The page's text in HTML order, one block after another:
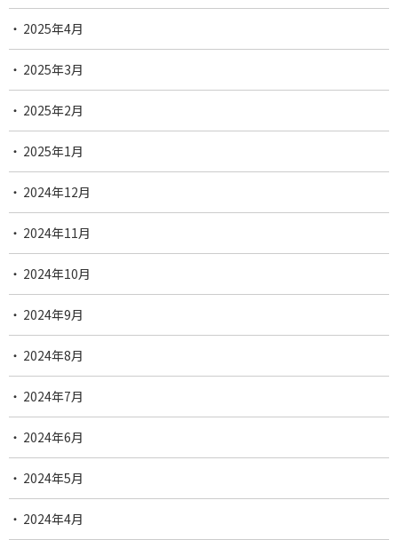
2025年4月
2025年3月
2025年2月
2025年1月
2024年12月
2024年11月
2024年10月
2024年9月
2024年8月
2024年7月
2024年6月
2024年5月
2024年4月